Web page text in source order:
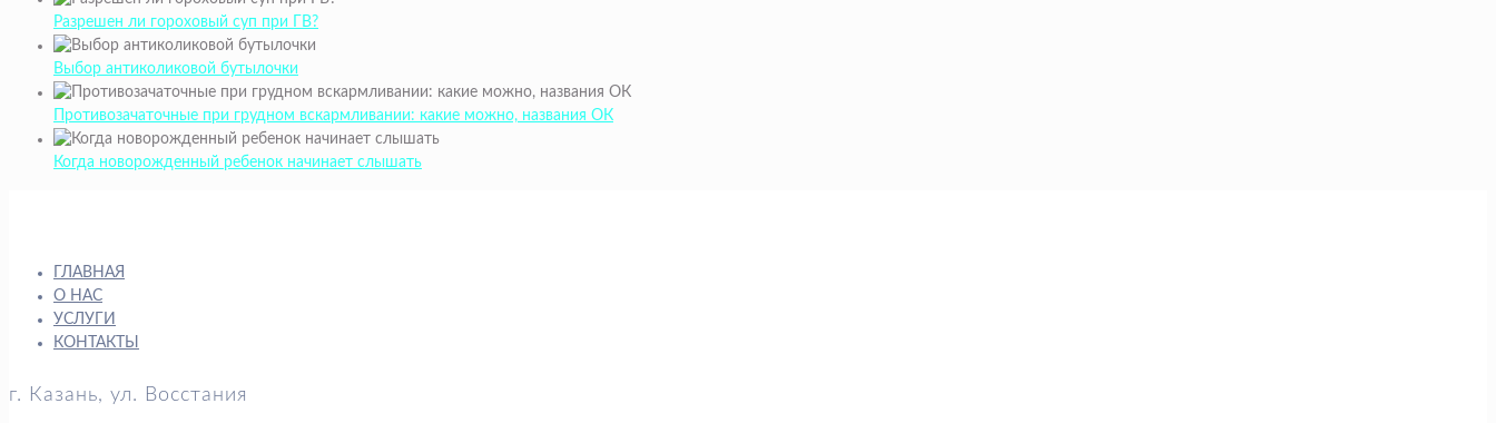
Разрешен ли гороховый суп при ГВ?
Выбор антиколиковой бутылочки
Противозачаточные при грудном вскармливании: какие можно, названия ОК
Когда новорожденный ребенок начинает слышать
ГЛАВНАЯ
О НАС
УСЛУГИ
КОНТАКТЫ
г. Казань, ул. Восстания